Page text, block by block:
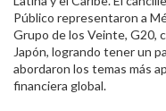
Público representaron a
Grupo de los Veinte, G20,
Japón, logrando tener un
abordaron los temas más
financiera global.